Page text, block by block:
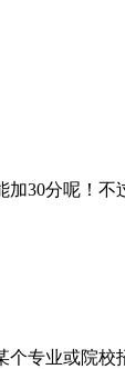
30分呢！不
专业或院校